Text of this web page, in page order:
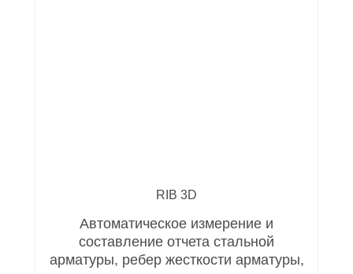
RIB 3D
Автоматическое измерение и
составление отчета стальной
арматуры, ребер жесткости арматуры,